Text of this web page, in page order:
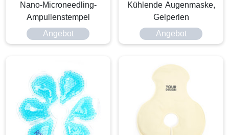
Nano-Microneedling-
Ampullenstempel
Angebot
Kühlende Augenmaske,
Gelperlen
Angebot